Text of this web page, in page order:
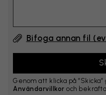
Bifoga annan fil
Genom att klicka på
Användarvillkor och